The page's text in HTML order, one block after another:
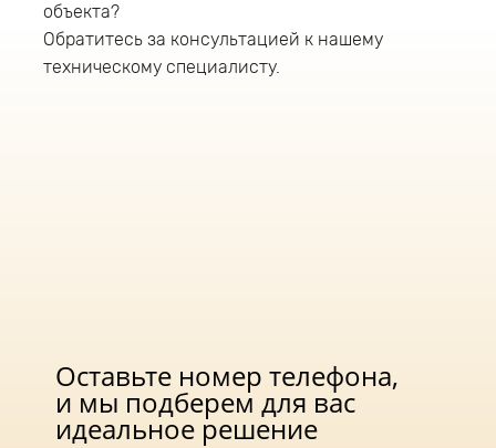
устанавливается на трубу диаметром до 52мм.
Рекомендуемая высота установки
светодиодного светильника 8-12 метров. В
светильнике данной серии используется
объекта?
Обратитесь за консультацией к нашему
техническому специалисту.
Оставьте номер телефона,
и мы подберем для вас
идеальное решение